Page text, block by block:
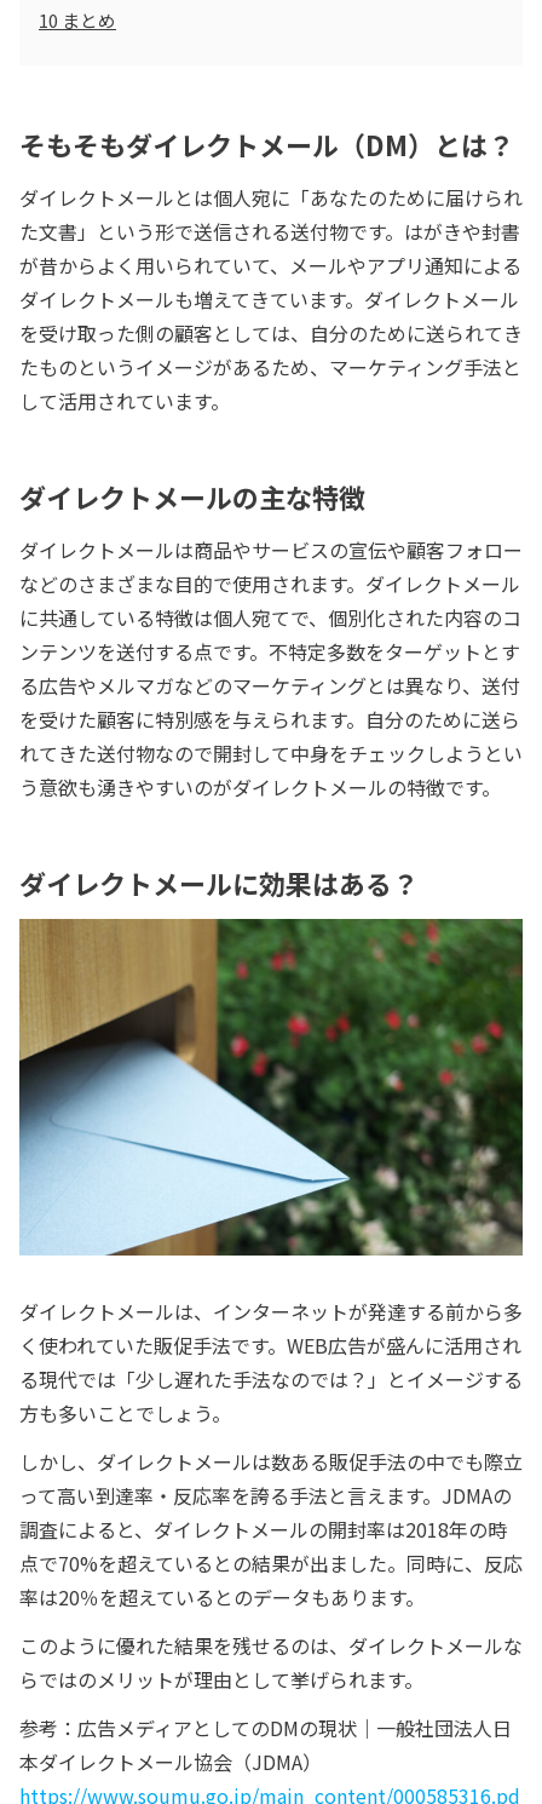
10 まとめ
そもそもダイレクトメール（DM）とは？
ダイレクトメールとは個人宛に「あなたのために届けられ
た文書」という形で送信される送付物です。はがきや封書
が昔からよく用いられていて、メールやアプリ通知による
ダイレクトメールも増えてきています。ダイレクトメール
を受け取った側の顧客としては、自分のために送られてき
たものというイメージがあるため、マーケティング手法と
して活用されています。
ダイレクトメールの主な特徴
ダイレクトメールは商品やサービスの宣伝や顧客フォロー
などのさまざまな目的で使用されます。ダイレクトメール
に共通している特徴は個人宛てで、個別化された内容のコ
ンテンツを送付する点です。不特定多数をターゲットとす
る広告やメルマガなどのマーケティングとは異なり、送付
を受けた顧客に特別感を与えられます。自分のために送ら
れてきた送付物なので開封して中身をチェックしようとい
う意欲も湧きやすいのがダイレクトメールの特徴です。
ダイレクトメールに効果はある？
ダイレクトメールは、インターネットが発達する前から多
く使われていた販促手法です。WEB広告が盛んに活用され
る現代では「少し遅れた手法なのでは？」とイメージする
方も多いことでしょう。
しかし、ダイレクトメールは数ある販促手法の中でも際立
って高い到達率・反応率を誇る手法と言えます。JDMAの
調査によると、ダイレクトメールの開封率は2018年の時
点で70%を超えているとの結果が出ました。同時に、反応
率は20％を超えているとのデータもあります。
このように優れた結果を残せるのは、ダイレクトメールな
らではのメリットが理由として挙げられます。
参考：広告メディアとしてのDMの現状｜一般社団法人日
本ダイレクトメール協会（JDMA）
https://www.soumu.go.jp/main_content/000585316.pd